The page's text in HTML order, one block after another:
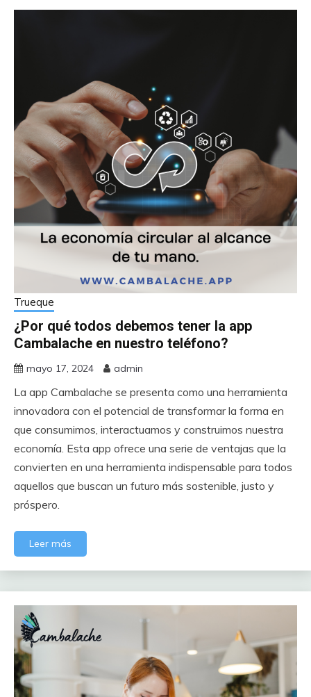
Trueque
¿Por qué todos debemos tener la app
Cambalache en nuestro teléfono?
mayo 17, 2024 admin
La app Cambalache se presenta como una herramienta
innovadora con el potencial de transformar la forma en
que consumimos, interactuamos y construimos nuestra
economía. Esta app ofrece una serie de ventajas que la
convierten en una herramienta indispensable para todos
aquellos que buscan un futuro más sostenible, justo y
próspero.
Leer más